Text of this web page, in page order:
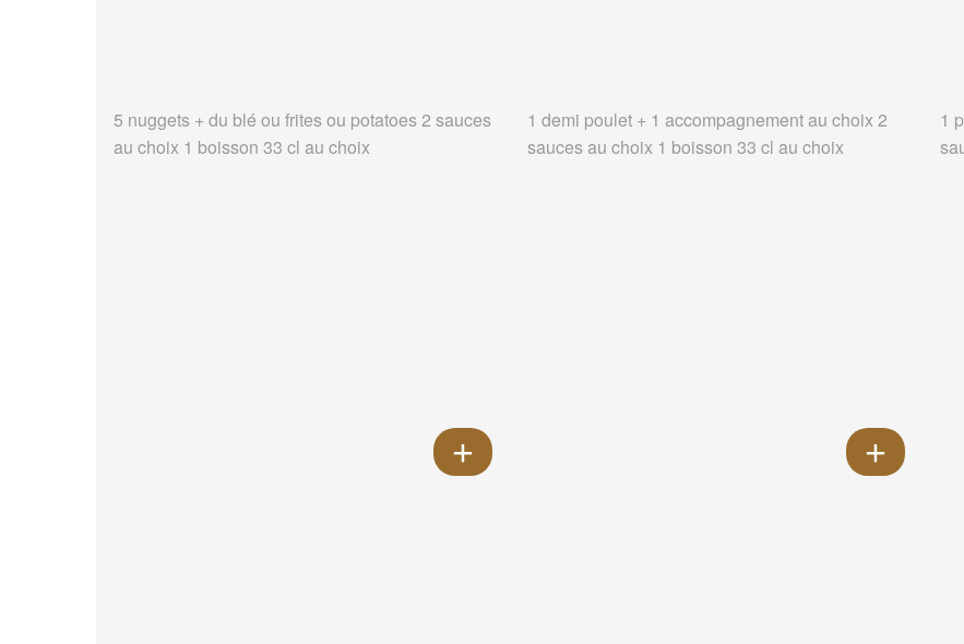
5 nuggets + du blé ou frites ou potatoes 2 sauces
au choix 1 boisson 33 cl au choix
1 demi poulet + 1 accompagnement au choix 2
sauces au choix 1 boisson 33 cl au choix
1